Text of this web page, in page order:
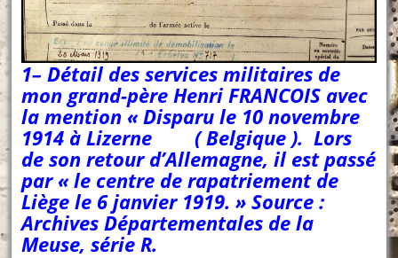
1– Détail des services militaires de
mon grand-père Henri FRANCOIS avec
la mention « Disparu le 10 novembre
1914 à Lizerne ( Belgique ). Lors
de son retour d’Allemagne, il est passé
par « le centre de rapatriement de
Liège le 6 janvier 1919. » Source :
Archives Départementales de la
Meuse, série R.